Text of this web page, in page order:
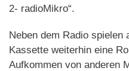
2- radioMikro“.
Neben dem Radio spielen
Kassette weiterhin eine
Aufkommen von anderen